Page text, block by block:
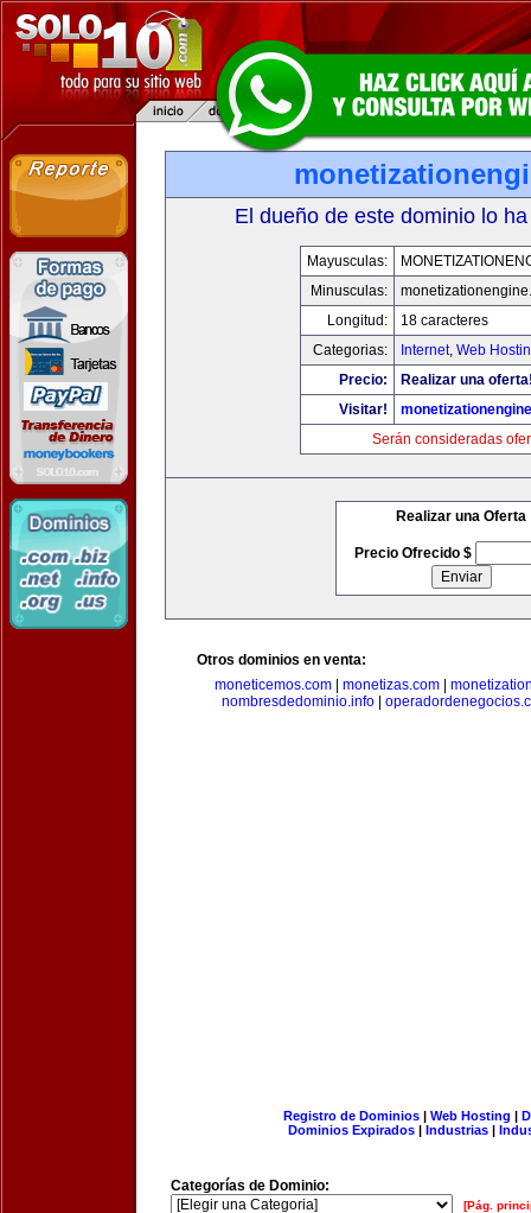
El dueño de este dominio lo
Mayusculas:
Minusculas:
Longitud:
18 caracteres
Categorias:
Internet, Web
Precio:
Realizar una
Visitar!
Serán consideradas
Realizar una Oferta
Precio Ofrecido $
Otros dominios en venta:
moneticemos.com
monetizas.com
nombresdedominio.info|
Registro de Dominios| Web Hosting |
Dominios Expirados | Industrias |
Categorías de Dominio:
[Pág.